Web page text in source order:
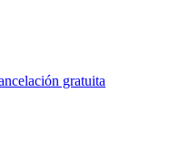
gratuita